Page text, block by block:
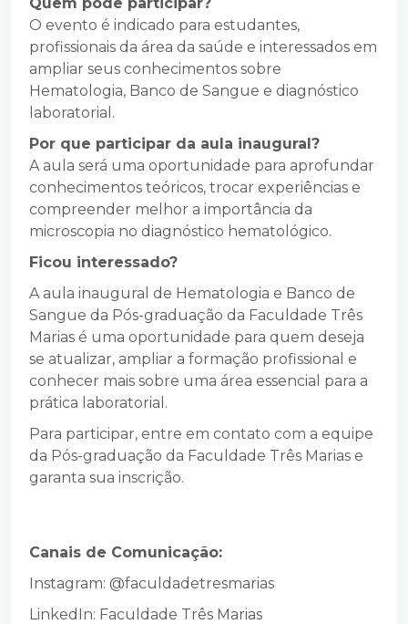
O evento é indicado para estudantes,
profissionais da área da saúde e interessados em
ampliar seus conhecimentos sobre
Hematologia, Banco de Sangue e diagnóstico
laboratorial.
Por que participar da aula inaugural?
A aula será uma oportunidade para aprofundar
conhecimentos teóricos, trocar experiências e
compreender melhor a importância da
microscopia no diagnóstico hematológico.
Ficou interessado?
A aula inaugural de Hematologia e Banco de
Sangue da Pós-graduação da Faculdade Três
Marias é uma oportunidade para quem deseja
se atualizar, ampliar a formação profissional e
conhecer mais sobre uma área essencial para a
prática laboratorial.
Para participar, entre em contato com a equipe
da Pós-graduação da Faculdade Três Marias e
garanta sua inscrição.
Canais de Comunicação:
Instagram: @faculdadetresmarias
LinkedIn: Faculdade Três Marias